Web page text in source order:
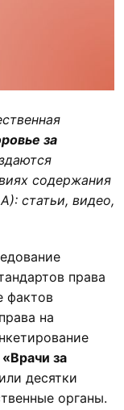
за
содержания
статьи, видео,
права
фактов
на
«Врачи за
десятки
органы.